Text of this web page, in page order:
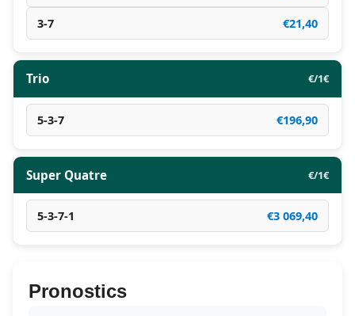
3-7 €21,40
Trio €/1€
5-3-7 €196,90
Super Quatre €/1€
5-3-7-1 €3 069,40
Pronostics